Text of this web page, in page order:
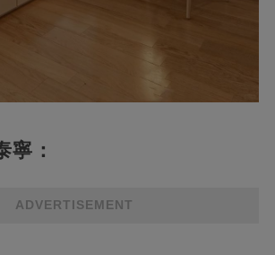
寧：
ADVERTISEMENT